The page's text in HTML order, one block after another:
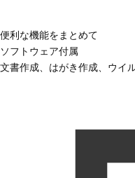
便利な機能をまとめて
ソフトウェア付属
文書作成、はがき作成、ウイ